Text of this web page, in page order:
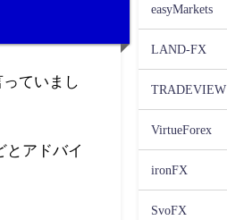
ていまし
とアドバイ
easyMarkets
LAND-FX
TRADEVIEW
VirtueForex
ironFX
SvoFX